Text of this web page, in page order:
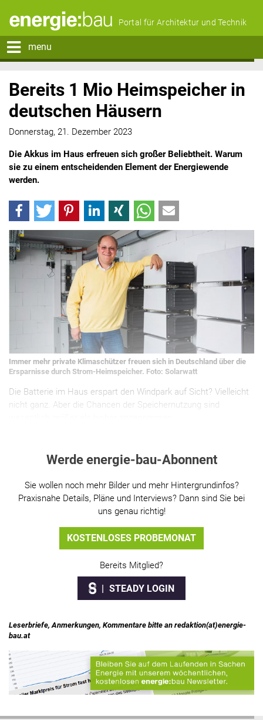
Portal für Architektur und Technik
menu
Bereits 1 Mio Heimspeicher in
deutschen Häusern
Donnerstag, 21. Dezember 2023
Die Akkus im Haus erfreuen sich großer Beliebtheit. Warum
sie zu einem entscheidenden Element der Energiewende
werden.
Immer mehr private Klimaschützer freuen sich in Deutschland über die
Ersparnisse durch Strom-Heimspeicher. Foto: Solarwatt
Die Batterie im Haus erspart den Windpark auf Sicht? Vielleicht
nicht ganz. Aber die Chancen der Speichernutzung sind
Werde energie-bau-Abonnent
Sie wollen noch mehr Bilder und mehr Hintergrundinfos?
Praxisnahe Details, Pläne und Interviews? Dann sind Sie bei
uns genau richtig!
KOSTENLOSES PROBEMONAT
Bereits Mitglied?
STEADY LOGIN
Leserbriefe, Anmerkungen, Kommentare bitte an redaktion(at)energie-
bau.at